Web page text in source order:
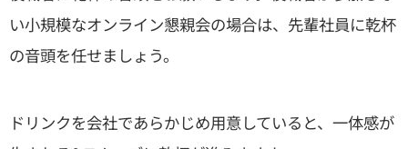
い小規模なオンライン懇親会の場合は、先輩社員に乾杯
の音頭を任せましょう。
ドリンクを会社であらかじめ用意していると、一体感が